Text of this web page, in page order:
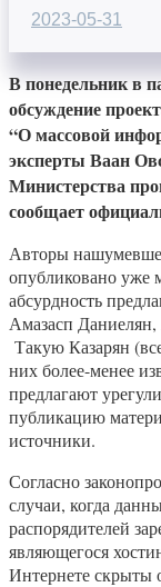
2023-05-31
В понедельник в
обсуждение
“О массовой
эксперты Ваан
Министерства
сообщает
Авторы
опубликовано уже
абсурдность
Амазасп
Такую Казарян
них более-менее
предлагают
публикацию
источники.
Согласно
случаи, когда
распорядителей
являющегося
Интернете скрыты